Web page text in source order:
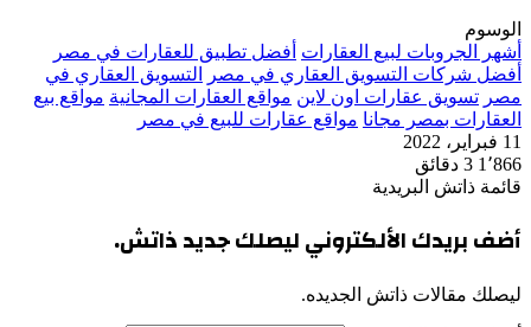
الوسوم
أشهر الجروبات لبيع العقارات أفضل تطبيق للعقارات في مصر
أفضل شركات التسويق العقاري في مصر
التسويق العقاري في
مصر تسويق عقارات اون لاين مواقع العقارات المجانية مواقع بيع
العقارات بمصر مجانا مواقع عقارات للبيع في مصر
11 فبراير، 2022
1٬866 3 دقائق
قائمة ذاتش البريدية
أضف بريدك الألكتروني ليصلك جديد ذاتش.
ليصلك مقالات ذاتش الجديده.